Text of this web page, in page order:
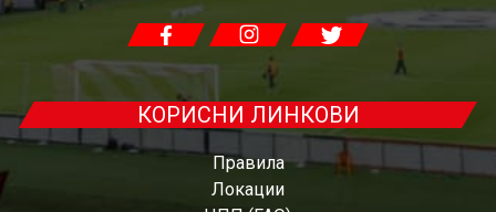
КОРИСНИ ЛИНКОВИ
Правила
Локации